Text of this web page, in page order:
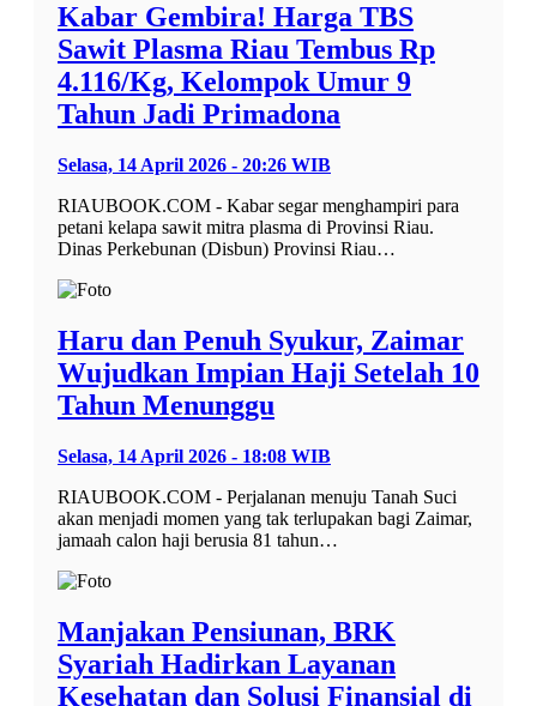
Kabar Gembira! Harga TBS
Sawit Plasma Riau Tembus Rp
4.116/Kg, Kelompok Umur 9
Tahun Jadi Primadona
Selasa, 14 April 2026 - 20:26 WIB
RIAUBOOK.COM - Kabar segar menghampiri para
petani kelapa sawit mitra plasma di Provinsi Riau.
Dinas Perkebunan (Disbun) Provinsi Riau…
Haru dan Penuh Syukur, Zaimar
Wujudkan Impian Haji Setelah 10
Tahun Menunggu
Selasa, 14 April 2026 - 18:08 WIB
RIAUBOOK.COM - Perjalanan menuju Tanah Suci
akan menjadi momen yang tak terlupakan bagi Zaimar,
jamaah calon haji berusia 81 tahun…
Manjakan Pensiunan, BRK
Syariah Hadirkan Layanan
Kesehatan dan Solusi Finansial di